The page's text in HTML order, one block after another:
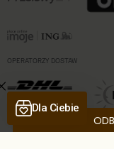
OPERATORZY DOSTAW